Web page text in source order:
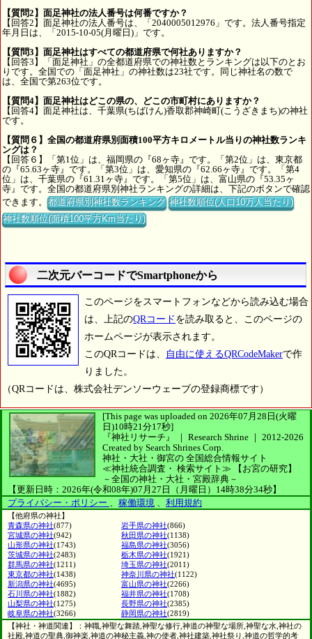
【質問2】面足神社の法人番号は何番ですか？
【回答2】面足神社の法人番号は、「2040005012976」です。法人番号指定
年月日は、「2015-10-05(月曜日)」です。
【質問3】面足神社はすべての都道府県で何社ありますか？
【回答3】「面足神社」の全都道府県での神社数とランキングは以下のとお
りです。全国での「面足神社」の神社数は23社です。同じ神社名の数で
は、全国で第263位です。
【質問4】面足神社はどこの県の、どこの市町村にありますか？
【回答4】面足神社は、千葉県(ちばけん)香取郡神崎町(こうざきまち)の神社
です。
【質問６】全国の都道府県別面積100平方キロメートル当りの神社数ランキ
ングは？
【回答６】「第1位」は、福岡県の『68ヶ寺』です。「第2位」は、東京都
の『65.63ヶ寺』です。「第3位」は、愛知県の『62.66ヶ寺』です。「第4
位」は、千葉県の『61.31ヶ寺』です。「第5位」は、富山県の『53.35ヶ
寺』です。全国の都道府県別神社ランキングの詳細は、下記のボタンで確認
できます。都道府県別神社数ランキング 神社数順位(人口10万人当たり)
神社数順位(面積100平方Km当たり)
二次元バーコードでSmartphoneから
このページをスマートフォンなどから読み込む場合
は、上記のQRコード を読み取ると、このページの
ホームページが表示されます。
このQRコードは、
自由に使えるQRCodeMakerで作
りました。
（QRコードは、株式会社デンソーウェーブの登録商標です）
[This page was uploaded on 2026年07月28日(火曜
日)10時21分17秒]
『神社リサーチ』 ｜ Research Shrine ｜ 2012-2026
Created by Search Shrines Corp.
神社・大社・御宮の 全国総合情報サイト
≪神社統合調査・ 検索サイト≫
【お宮の研究】
－全国の神社・大社・宮殿辞典－
【更新日時：2026年(令和08年)07月27日（月曜日）14時38分34秒】
プライバシー・ポリシー 、 稼働環境 、 利用規約
【他府県の神社】
青森県の神社(877) 岩手県の神社(866)
宮城県の神社(942) 秋田県の神社(1138)
山形県の神社(1743) 福島県の神社(3056)
茨城県の神社(2483) 栃木県の神社(1921)
群馬県の神社(1211) 埼玉県の神社(2011)
東京都の神社(1438) 神奈川県の神社(1122)
新潟県の神社(4695) 富山県の神社(2266)
石川県の神社(1882) 福井県の神社(1708)
山梨県の神社(1275) 長野県の神社(2385)
岐阜県の神社(3266) 静岡県の神社(2819)
【神社・神道関連】：神職,神聖な舞踏,神聖な修行,神道の神聖な場所,神聖な水,神社の
社殿,神道の聖典,御神楽,神道の神秘主義,神の使者,神社建築,神社祭り,神道の哲学的考